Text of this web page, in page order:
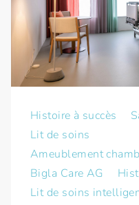
Histoire à succès
Lit de soins
Ameublement
Bigla Care АG
Lit de soins